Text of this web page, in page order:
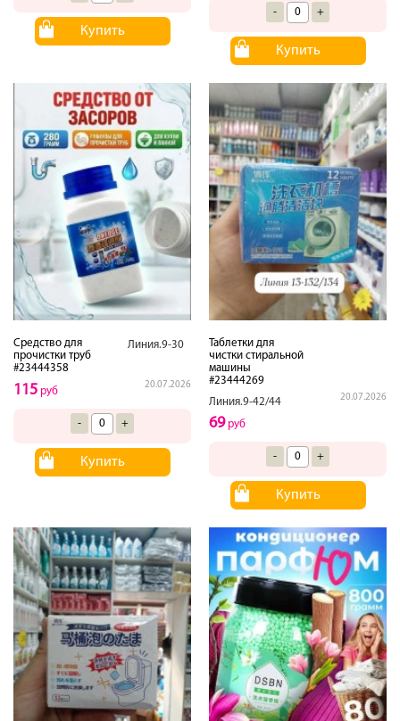
Купить
- +
Купить
Средство для
прочистки труб
#23444358
Линия.9-30
20.07.2026
115 руб
- +
Купить
Таблетки для
чистки стиральной
машины
#23444269
Линия.9-42/44
20.07.2026
69руб
- +
Купить